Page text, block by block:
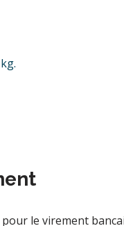
le virement